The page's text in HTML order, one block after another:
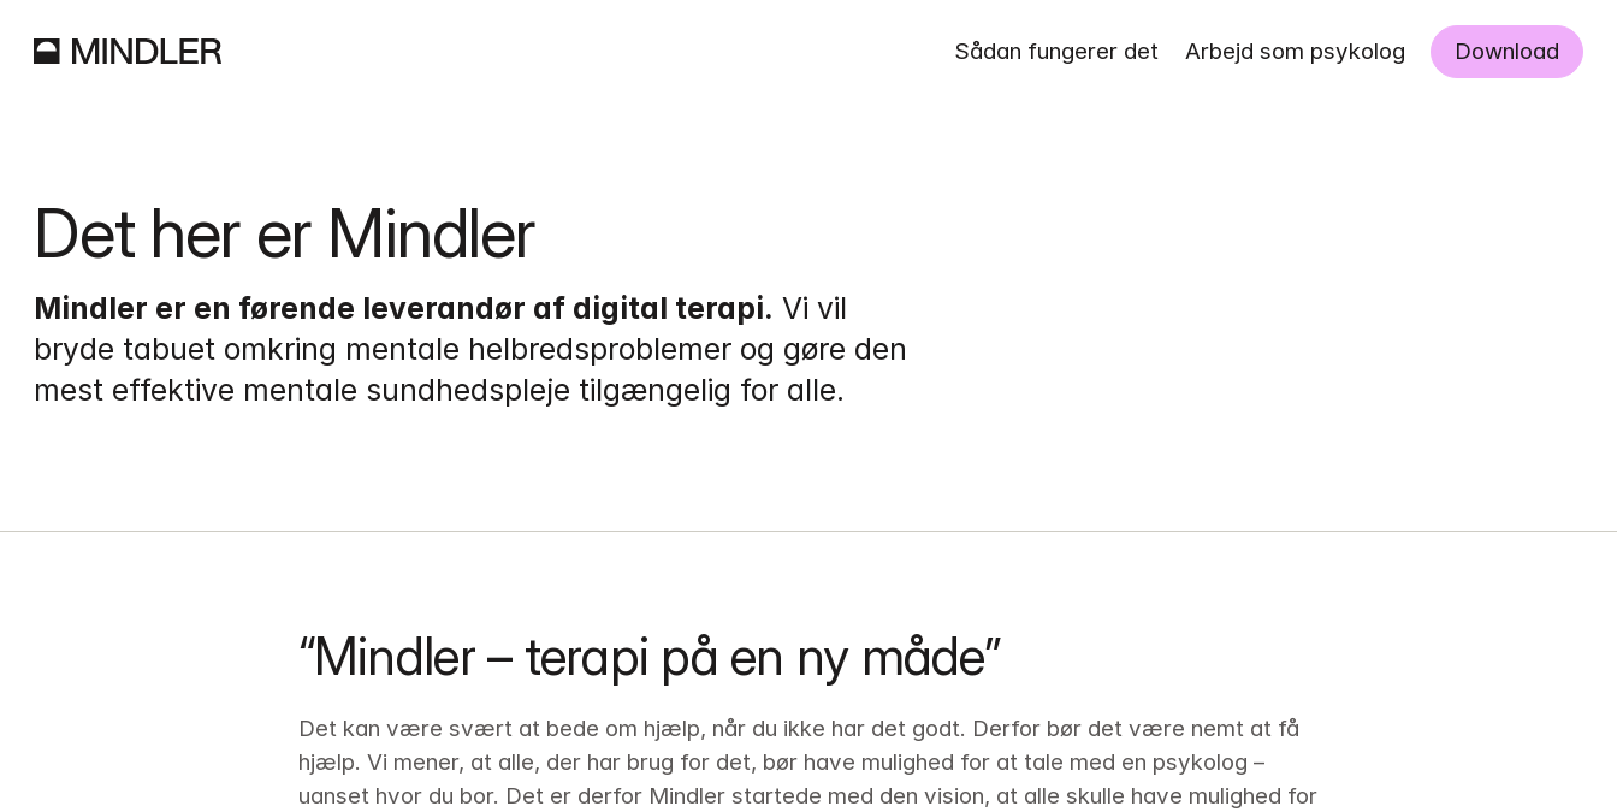
Sådan fungerer det Arbejd som psykolog Download
Det her er Mindler
Mindler er en førende leverandør af digital terapi. Vi vil
bryde tabuet omkring mentale helbredsproblemer og gøre den
mest effektive mentale sundhedspleje tilgængelig for alle.
“Mindler – terapi på en ny måde”
Det kan være svært at bede om hjælp, når du ikke har det godt. Derfor bør det være nemt at få
hjælp. Vi mener, at alle, der har brug for det, bør have mulighed for at tale med en psykolog –
uanset hvor du bor. Det er derfor Mindler startede med den vision, at alle skulle have mulighed for